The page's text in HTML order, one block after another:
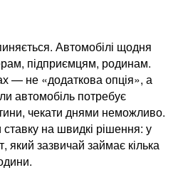
Автомобілі щодня
підприємцям, родинам.
— не «додаткова опція», а
автомобіль потребує
чекати днями неможливо.
на швидкі рішення: у
який зазвичай займає кілька